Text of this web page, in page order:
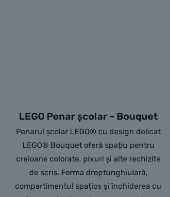
LEGO Penar școlar – Bouquet
Penarul școlar LEGO® cu design delicat
LEGO® Bouquet oferă spațiu pentru
creioane colorate, pixuri și alte rechizite
de scris. Forma dreptunghiulară,
compartimentul spațios și închiderea cu